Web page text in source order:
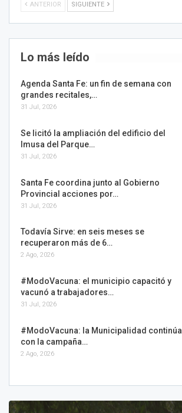
ANTERIOR SIGUIENTE
Lo más leído
Agenda Santa Fe: un fin de semana con
grandes recitales,…
31 Jul, 2026
Se licitó la ampliación del edificio del
Imusa del Parque…
31 Jul, 2026
Santa Fe coordina junto al Gobierno
Provincial acciones por…
31 Jul, 2026
Todavía Sirve: en seis meses se
recuperaron más de 6…
2 Ago, 2026
#ModoVacuna: el municipio capacitó y
vacunó a trabajadores…
31 Jul, 2026
#ModoVacuna: la Municipalidad continúa
con la campaña…
2 Ago, 2026